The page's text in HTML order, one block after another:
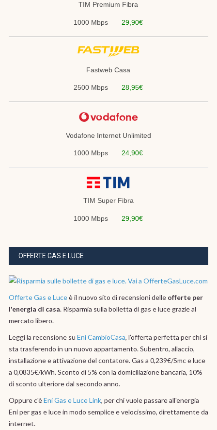
TIM Premium Fibra
1000 Mbps 29,90€
Fastweb Casa
2500 Mbps 28,95€
Vodafone Internet Unlimited
1000 Mbps 24,90€
TIM Super Fibra
1000 Mbps 29,90€
OFFERTE GAS E LUCE
Offerte Gas e Luceè il nuovo sito di recensioni delle offerte per
l'energia di casa. Risparmia sulla bolletta di gas e luce grazie al
mercato libero.
Leggi la recensione su Eni CambioCasa, l’offerta perfetta per chi si
sta trasferendo in un nuovo appartamento. Subentro, allaccio,
installazione e attivazione del contatore. Gas a 0,239€/Smc e luce
a 0,0835€/kWh. Sconto di 5% con la domiciliazione bancaria, 10%
di sconto ulteriore dal secondo anno.
Oppure c'èEni Gas e Luce Link, per chi vuole passare all'energia
Eni per gas e luce in modo semplice e velocissimo, direttamente da
internet.